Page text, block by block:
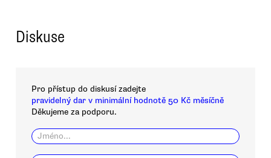
Diskuse
Pro přístup do diskusí zadejte
pravidelný dar v minimální hodnotě 50 Kč měsíčně
Děkujeme za podporu.